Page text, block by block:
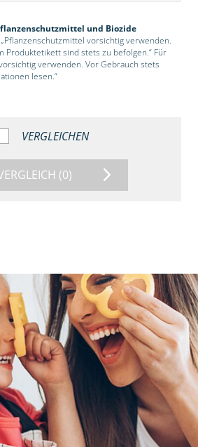
und Biozide
vorsichtig verwenden.
Produktetikett sind stets zu befolgen.“ Für
verwenden. Vor Gebrauch stets
lesen.“
VERGLEICHEN
(0)